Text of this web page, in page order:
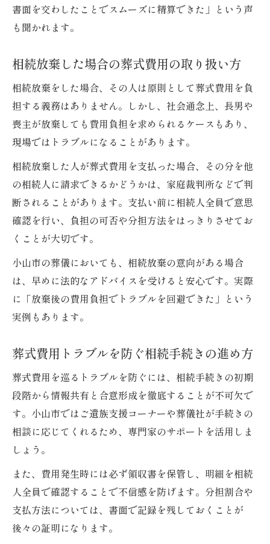
書面を交わしたことでスムーズに精算できた」という声
も聞かれます。
相続放棄した場合の葬式費用の取り扱い方
相続放棄をした場合、その人は原則として葬式費用を負
担する義務はありません。しかし、社会通念上、長男や
喪主が放棄しても費用負担を求められるケースもあり、
現場ではトラブルになることがあります。
相続放棄した人が葬式費用を支払った場合、その分を他
の相続人に請求できるかどうかは、家庭裁判所などで判
断されることがあります。支払い前に相続人全員で意思
確認を行い、負担の可否や分担方法をはっきりさせてお
くことが大切です。
小山市の葬儀においても、相続放棄の意向がある場合
は、早めに法的なアドバイスを受けると安心です。実際
に「放棄後の費用負担でトラブルを回避できた」という
実例もあります。
葬式費用トラブルを防ぐ相続手続きの進め方
葬式費用を巡るトラブルを防ぐには、相続手続きの初期
段階から情報共有と合意形成を徹底することが不可欠で
す。小山市ではご遺族支援コーナーや葬儀社が手続きの
相談に応じてくれるため、専門家のサポートを活用しま
しょう。
また、費用発生時には必ず領収書を保管し、明細を相続
人全員で確認することで不信感を防げます。分担割合や
支払方法については、書面で記録を残しておくことが
後々の証明になります。